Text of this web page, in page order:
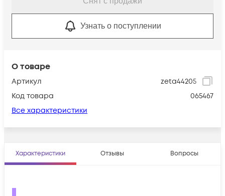
О товаре
Артикул
zeta44205
Код товара
065467
Все характеристики
Узнать о поступлении
Характеристики Отзывы Вопросы